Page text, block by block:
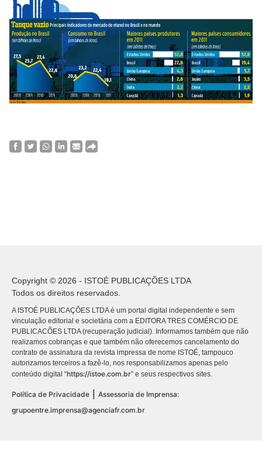
Copyright © 2026 - ISTOÉ PUBLICAÇÕES LTDA
Todos os direitos reservados.
A ISTOÉ PUBLICAÇÕES LTDA é um portal digital independente e sem
vinculação editorial e societária com a EDITORA TRES COMÉRCIO DE
PUBLICACÕES LTDA (recuperação judicial). Informamos também que não
realizamos cobranças e que também não oferecemos cancelamento do
contrato de assinatura da revista impressa de nome ISTOÉ, tampouco
autorizamos terceiros a fazê-lo, nos responsabilizamos apenas pelo
conteúdo digital “https://istoe.com.br” e seus respectivos sites.
Política de Privacidade
Assessoria de Imprensa:
grupoentre.imprensa@agenciafr.com.br